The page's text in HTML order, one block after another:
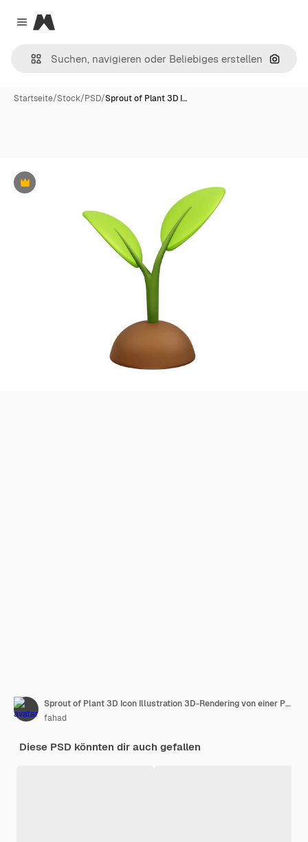
Close menu
Magnific
Nach
Startseite/Stock/PSD/Sprout of Plant 3D I…
Premium
Sprout of Plant 3D Icon Illustration 3D-Rendering von einer Pflanze
fahad
Diese PSD könnten dir auch gefallen